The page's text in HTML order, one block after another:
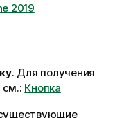
2019
. Для получения
см.: Кнопка